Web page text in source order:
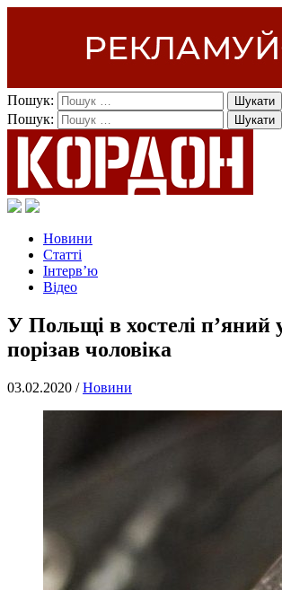
Пошук:
Пошук:
Новини
Статті
Інтерв’ю
Відео
У Польщі в хостелі п’яний
порізав чоловіка
03.02.2020 /Новини